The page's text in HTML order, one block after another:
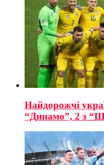
Найдорожчі
“Динамо”, 2 з